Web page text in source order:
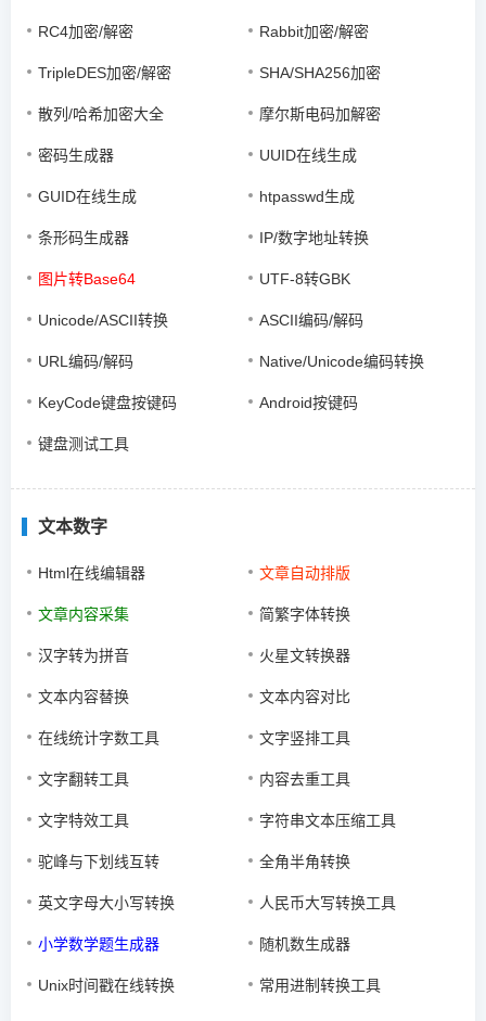
RC4加密/解密 Rabbit加密/解密
TripleDES加密/解密 SHA/SHA256加密
散列/哈希加密大全 摩尔斯电码加解密
密码生成器 UUID在线生成
GUID在线生成 htpasswd生成
条形码生成器 IP/数字地址转换
图片转Base64 UTF-8转GBK
Unicode/ASCII转换 ASCII编码/解码
URL编码/解码 Native/Unicode编码转换
KeyCode键盘按键码 Android按键码
键盘测试工具
文本数字
Html在线编辑器 文章自动排版
文章内容采集 简繁字体转换
汉字转为拼音 火星文转换器
文本内容替换 文本内容对比
在线统计字数工具 文字竖排工具
文字翻转工具 内容去重工具
文字特效工具 字符串文本压缩工具
驼峰与下划线互转 全角半角转换
英文字母大小写转换 人民币大写转换工具
小学数学题生成器 随机数生成器
Unix时间戳在线转换 常用进制转换工具